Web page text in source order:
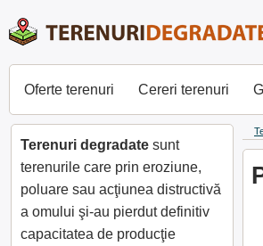
Oferte terenuri Cereri terenuri
Terenuri degradate sunt
terenurile care prin eroziune,
poluare sau acţiunea distructivă
a omului şi-au pierdut definitiv
capacitatea de producţie